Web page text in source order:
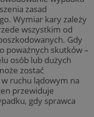
zasad
Wymiar kary zależy
wszystkim od
Gdy
poważnych skutków –
osób lub dużych
zostać
ruchu lądowym na
przewiduje
gdy sprawca